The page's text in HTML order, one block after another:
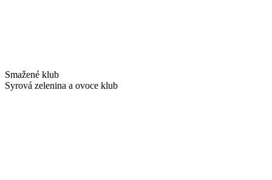
Smažené klub
Syrová zelenina a ovoce klub